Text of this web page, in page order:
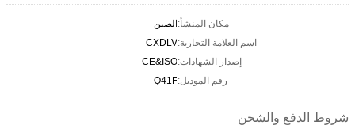
مكان المنشأ:الصين
اسم العلامة التجارية:CXDLV
إصدار الشهادات:CE&ISO
رقم الموديل:Q41F
شروط الدفع والشحن